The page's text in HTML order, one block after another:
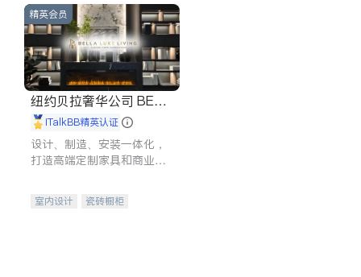
精英会员
纽约贝拉奢华公司 BELL
A LUXE
iTalkBB精英认证
设计、制造、安装一体化，
打造高端定制家具和商业空
室内设计
瓷砖橱柜